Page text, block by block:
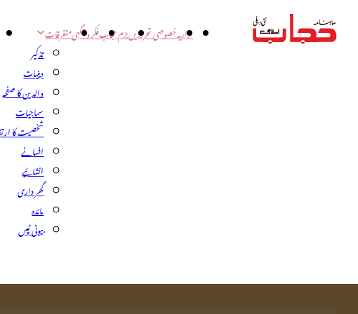
اداریہخصوصی تحریریںبزم حجابفکر و آگہیمتفرقات
تذکیر
دینیات
والدین کا صفحہ
سماجیات
شخصیت کا
افسانے
انشائیے
گھر داری
مائدہ
بیوٹی ٹپس